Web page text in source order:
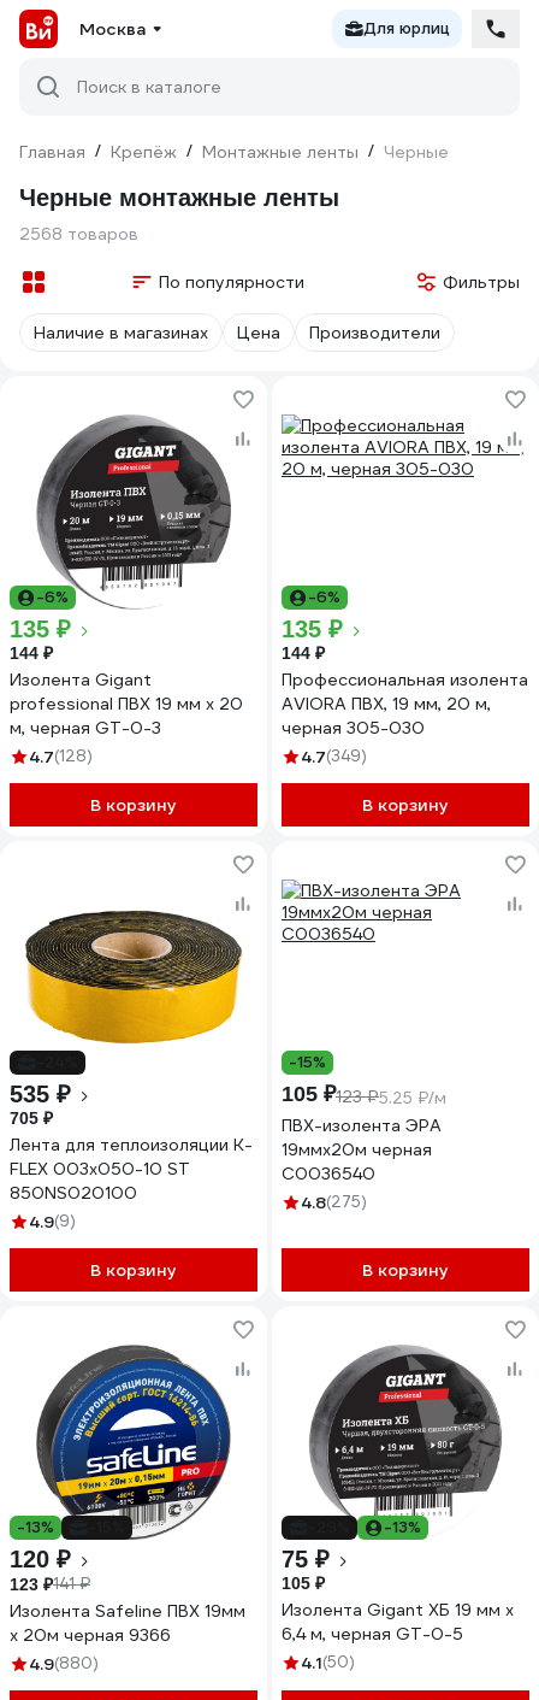
Москва Для юрлиц
Поиск в каталоге
Главная / Крепёж / Монтажные ленты / Черные
Черные монтажные ленты
2568 товаров
По популярности Фильтры
Наличие в магазинах Цена Производители
-6%
135 ₽
144 ₽
Изолента Gigant
professional ПВХ 19 мм х 20
м, черная GT-0-3
4.7(128)
В корзину
-6%
135 ₽
144 ₽
Профессиональная изолента
AVIORA ПВХ, 19 мм, 20 м,
черная 305-030
4.7(349)
В корзину
535 ₽
705 ₽
Лента для теплоизоляции K-
FLEX 003x050-10 ST
850NS020100
4.9(9)
В корзину
-15%
105 ₽123 ₽5.25 ₽/м
ПВХ-изолента ЭРА
19ммх20м черная
C0036540
4.8(275)
В корзину
-13%
120 ₽
123 ₽141 ₽
Изолента Safeline ПВХ 19мм
х 20м черная 9366
4.9(880)
-13%
75 ₽
105 ₽
Изолента Gigant ХБ 19 мм х
6,4 м, черная GT-0-5
4.1(50)